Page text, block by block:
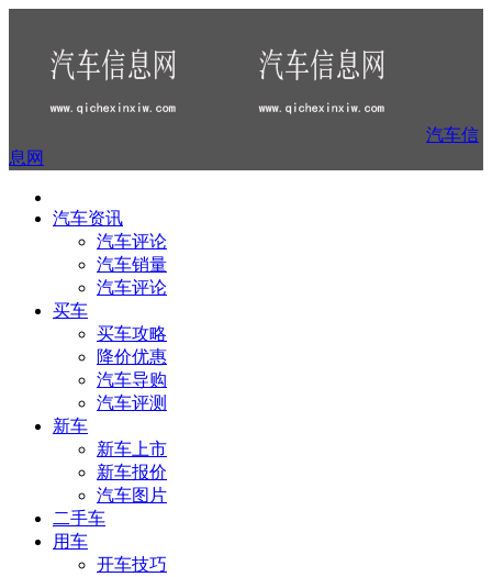
汽车信
息网
汽车资讯
汽车评论
汽车销量
汽车评论
买车
买车攻略
降价优惠
汽车导购
汽车评测
新车
新车上市
新车报价
汽车图片
二手车
用车
开车技巧